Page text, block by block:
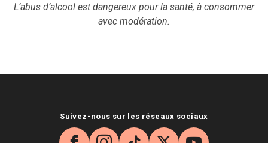
L’abus d’alcool est dangereux pour la santé, à consommer
avec modération.
Suivez-nous sur les réseaux sociaux